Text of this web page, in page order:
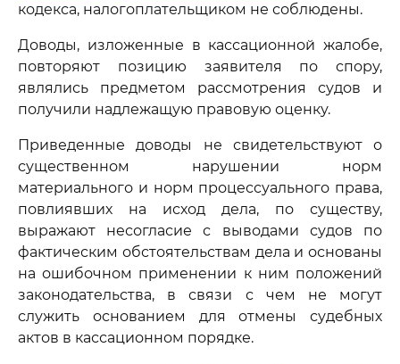
кодекса, налогоплательщиком не соблюдены.
Доводы, изложенные в кассационной жалобе,
повторяют позицию заявителя по спору,
являлись предметом рассмотрения судов и
получили надлежащую правовую оценку.
Приведенные доводы не свидетельствуют о
существенном нарушении норм
материального и норм процессуального права,
повлиявших на исход дела, по существу,
выражают несогласие с выводами судов по
фактическим обстоятельствам дела и основаны
на ошибочном применении к ним положений
законодательства, в связи с чем не могут
служить основанием для отмены судебных
актов в кассационном порядке.